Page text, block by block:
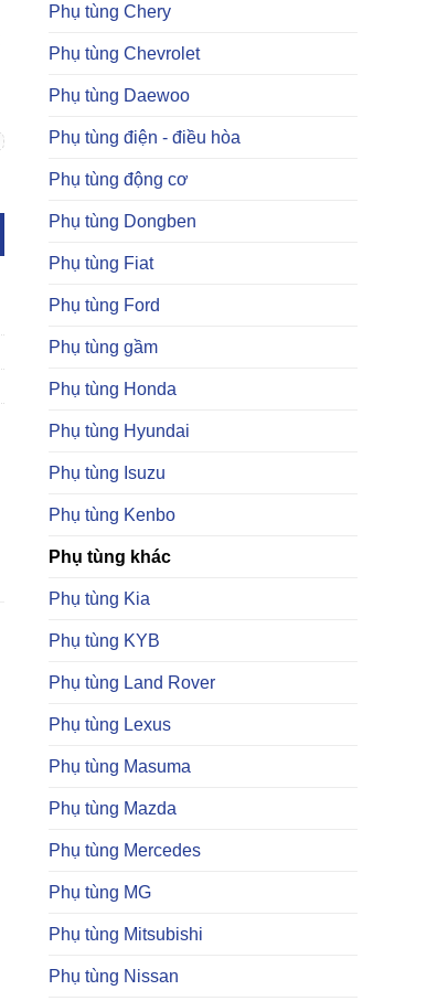
Phụ tùng Chery
Phụ tùng Chevrolet
Phụ tùng Daewoo
Phụ tùng điện - điều hòa
Phụ tùng động cơ
Phụ tùng Dongben
Phụ tùng Fiat
Phụ tùng Ford
Phụ tùng gầm
Phụ tùng Honda
Phụ tùng Hyundai
Phụ tùng Isuzu
Phụ tùng Kenbo
Phụ tùng khác
Phụ tùng Kia
Phụ tùng KYB
Phụ tùng Land Rover
Phụ tùng Lexus
Phụ tùng Masuma
Phụ tùng Mazda
Phụ tùng Mercedes
Phụ tùng MG
Phụ tùng Mitsubishi
Phụ tùng Nissan